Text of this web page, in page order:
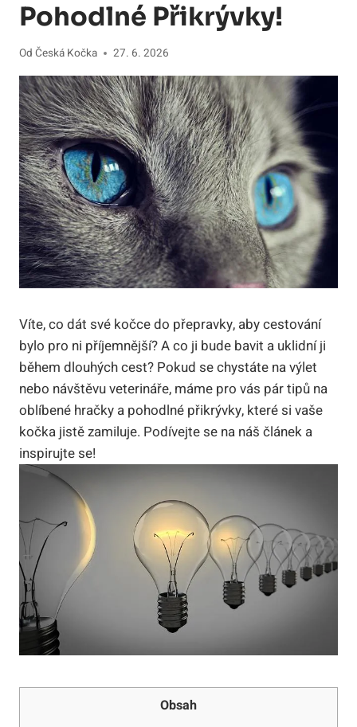
Pohodlné Přikrývky!
Od Česká Kočka 27. 6. 2026
Víte, co dát své kočce do přepravky, aby cestování
bylo pro ni příjemnější? A co ji bude bavit a uklidní ji
během dlouhých cest? Pokud se chystáte na výlet
nebo návštěvu veterináře, máme pro vás pár tipů na
oblíbené hračky a pohodlné přikrývky, které si vaše
kočka jistě zamiluje. Podívejte se na náš článek a
inspirujte se!
Obsah